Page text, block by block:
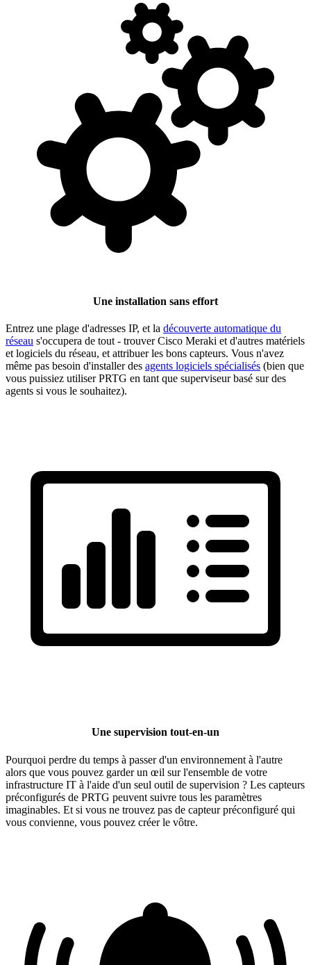
Une installation sans effort
Entrez une plage d'adresses IP, et la découverte automatique du
réseau s'occupera de tout - trouver Cisco Meraki et d'autres matériels
et logiciels du réseau, et attribuer les bons capteurs. Vous n'avez
même pas besoin d'installer des agents logiciels spécialisés (bien que
vous puissiez utiliser PRTG en tant que superviseur basé sur des
agents si vous le souhaitez).
Une supervision tout-en-un
Pourquoi perdre du temps à passer d'un environnement à l'autre
alors que vous pouvez garder un œil sur l'ensemble de votre
infrastructure IT à l'aide d'un seul outil de supervision ? Les capteurs
préconfigurés de PRTG peuvent suivre tous les paramètres
imaginables. Et si vous ne trouvez pas de capteur préconfiguré qui
vous convienne, vous pouvez créer le vôtre.